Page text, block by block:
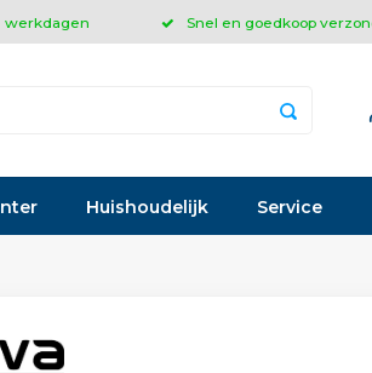
werkdagen Snel en goedkoop
Huishoudelijk Service